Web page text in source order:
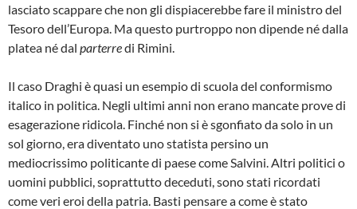
lasciato scappare che non gli dispiacerebbe fare il ministro del
Tesoro dell’Europa. Ma questo purtroppo non dipende né dalla
platea né dal parterredi Rimini.
Il caso Draghi è quasi un esempio di scuola del conformismo
italico in politica. Negli ultimi anni non erano mancate prove di
esagerazione ridicola. Finché non si è sgonfiato da solo in un
sol giorno, era diventato uno statista persino un
mediocrissimo politicante di paese come Salvini. Altri politici o
uomini pubblici, soprattutto deceduti, sono stati ricordati
come veri eroi della patria. Basti pensare a come è stato